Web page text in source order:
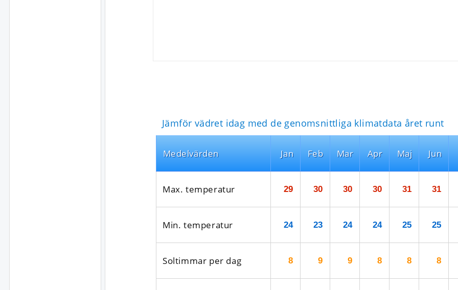
Jämför vädret idag med de genomsnittliga klimatdata året runt
Medel­värden
Max. temperatur
Min. temperatur
Soltimmar per dag
Jan
29
24
8
Feb
30
23
9
Mar
30
24
9
Apr
30
24
8
Maj
31
25
8
Jun
31
25
8